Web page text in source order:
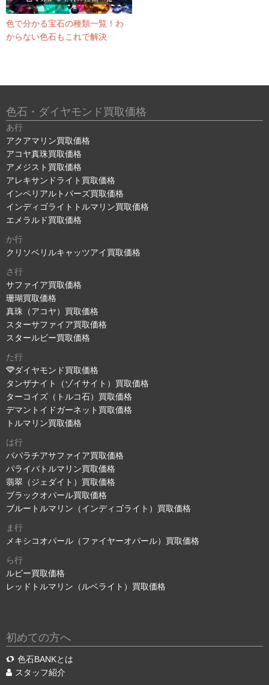
色で分かる宝石の種類一覧！わ
からない色石もこれで解決
色石・ダイヤモンド買取価格
あ行
アクアマリン買取価格
アコヤ真珠買取価格
アメジスト買取価格
アレキサンドライト買取価格
インペリアルトパーズ買取価格
インディゴライトトルマリン買取価格
エメラルド買取価格
か行
クリソベリルキャッツアイ買取価格
さ行
サファイア買取価格
珊瑚買取価格
真珠（アコヤ）買取価格
スターサファイア買取価格
スタールビー買取価格
た行
ダイヤモンド買取価格
タンザナイト（ゾイサイト）買取価格
ターコイズ（トルコ石）買取価格
デマントイドガーネット買取価格
トルマリン買取価格
は行
パパラチアサファイア買取価格
パライバトルマリン買取価格
翡翠（ジェダイト）買取価格
ブラックオパール買取価格
ブルートルマリン（インディゴライト）買取価格
ま行
メキシコオパール（ファイヤーオパール）買取価格
ら行
ルビー買取価格
レッドトルマリン（ルベライト）買取価格
初めての方へ
色石BANKとは
スタッフ紹介